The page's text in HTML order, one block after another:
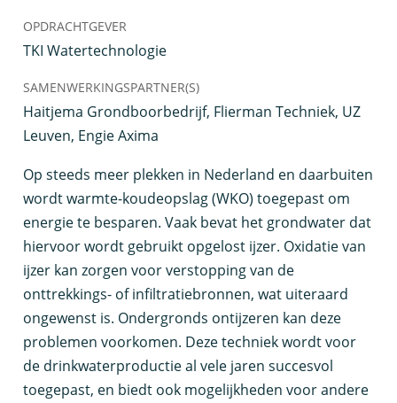
Op steeds meer plekken in Nederland en daarbuiten
wordt warmte-koudeopslag (WKO) toegepast om
energie te besparen. Vaak bevat het grondwater dat
hiervoor wordt gebruikt opgelost ijzer. Oxidatie van
ijzer kan zorgen voor verstopping van de
onttrekkings- of infiltratiebronnen, wat uiteraard
ongewenst is. Ondergronds ontijzeren kan deze
problemen voorkomen. Deze techniek wordt voor
de drinkwaterproductie al vele jaren succesvol
toegepast, en biedt ook mogelijkheden voor andere
OPDRACHTGEVER
TKI Watertechnologie
SAMENWERKINGSPARTNER(S)
Haitjema Grondboorbedrijf, Flierman Techniek, UZ
Leuven, Engie Axima